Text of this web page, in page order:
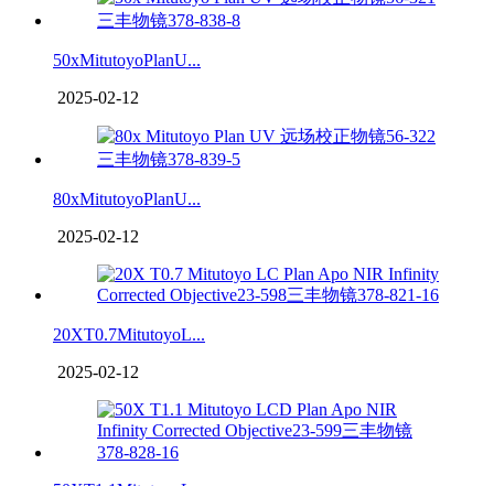
50xMitutoyoPlanU...
2025-02-12
80xMitutoyoPlanU...
2025-02-12
20XT0.7MitutoyoL...
2025-02-12